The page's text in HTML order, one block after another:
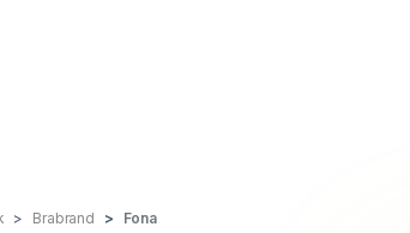
Brabrand Fona